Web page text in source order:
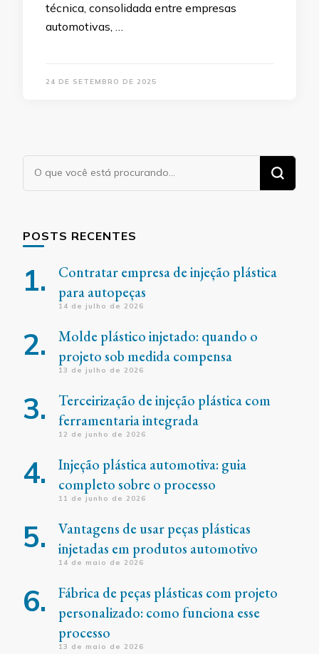
técnica, consolidada entre empresas
automotivas, …
24 DE SETEMBRO DE 2025
Procurando
algo?
POSTS RECENTES
Contratar empresa de injeção plástica
para autopeças
14 de julho de 2026
Molde plástico injetado: quando o
projeto sob medida compensa
13 de julho de 2026
Terceirização de injeção plástica com
ferramentaria integrada
12 de junho de 2026
Injeção plástica automotiva: guia
completo sobre o processo
11 de junho de 2026
Vantagens de usar peças plásticas
injetadas em produtos automotivo
14 de maio de 2026
Fábrica de peças plásticas com projeto
personalizado: como funciona esse
processo
13 de maio de 2026